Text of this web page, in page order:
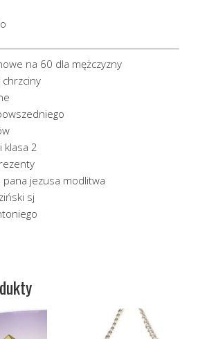
na 60 dla mężczyzny
klasa 2
pana jezusa modlitwa
sj